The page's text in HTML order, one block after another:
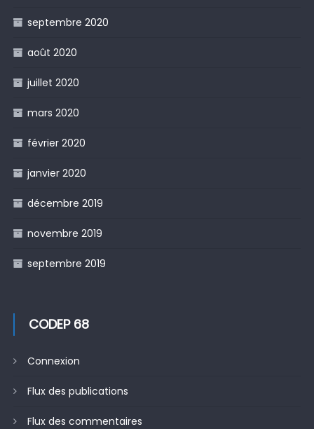
septembre 2020
août 2020
juillet 2020
mars 2020
février 2020
janvier 2020
décembre 2019
novembre 2019
septembre 2019
CODEP 68
Connexion
Flux des publications
Flux des commentaires